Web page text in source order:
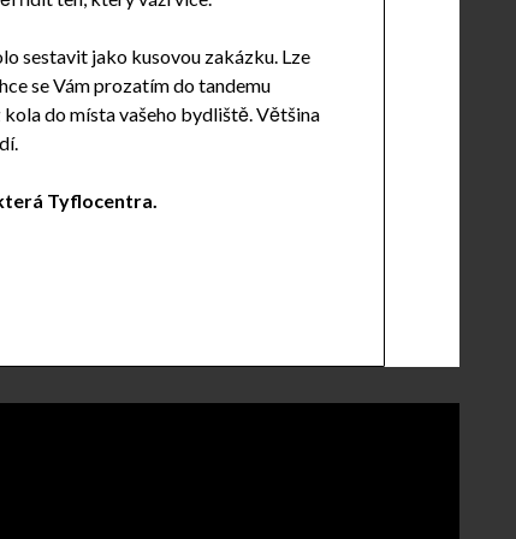
sestavit jako kusovou zakázku. Lze
se Vám prozatím do tandemu
do místa vašeho bydliště. Většina
Tyflocentra.